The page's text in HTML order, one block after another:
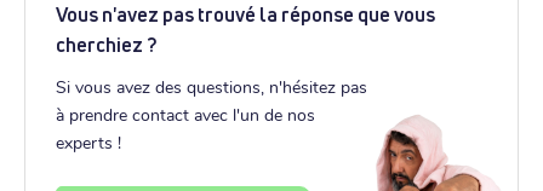
Vous n'avez pas trouvé la réponse que vous
cherchiez ?
Si vous avez des questions, n'hésitez pas
à prendre contact avec l'un de nos
experts !